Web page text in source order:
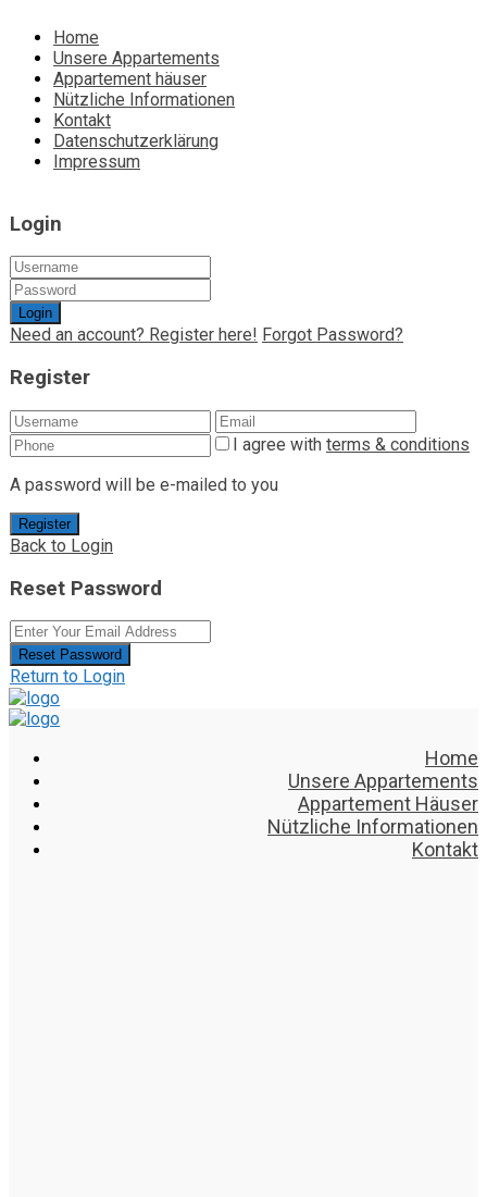
Home
Unsere Appartements
Appartement häuser
Nützliche Informationen
Kontakt
Datenschutzerklärung
Impressum
Login
Login
Need an account? Register here! Forgot Password?
Register
I agree with terms & conditions
A password will be e-mailed to you
Register
Back to Login
Reset Password
Reset Password
Return to Login
Home
Unsere Appartements
Appartement Häuser
Nützliche Informationen
Kontakt